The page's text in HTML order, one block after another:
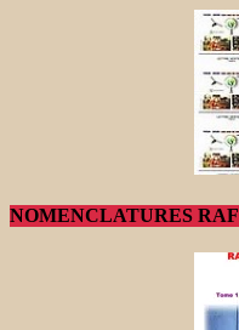
NOMENCLATURES RAF